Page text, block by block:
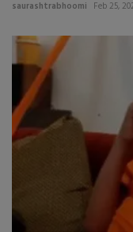
saurashtrabhoomi Feb 25,